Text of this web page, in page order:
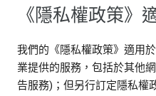
《隱私權政策》
我們的《隱私權政策》適用
業提供的服務，包括於其他
告服務)；但另行訂定隱私權